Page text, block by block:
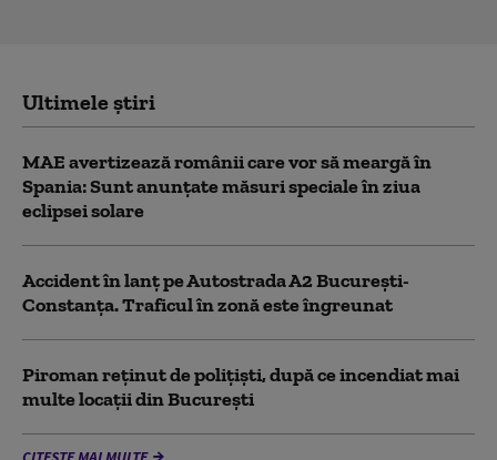
Ultimele știri
MAE avertizează românii care vor să meargă în
Spania: Sunt anunțate măsuri speciale în ziua
eclipsei solare
Accident în lanț pe Autostrada A2 București-
Constanța. Traficul în zonă este îngreunat
Piroman reţinut de poliţişti, după ce incendiat mai
multe locaţii din București